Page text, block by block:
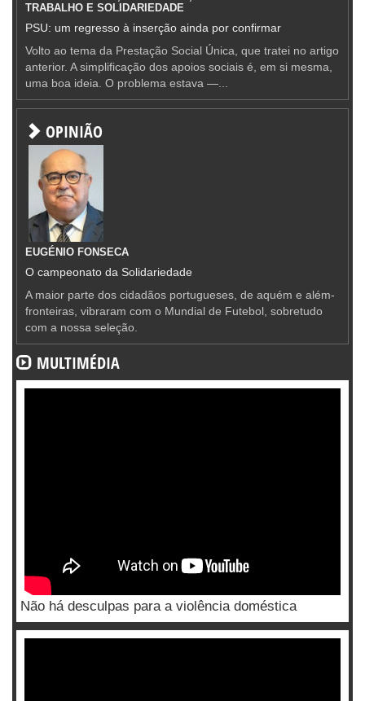
TRABALHO E SOLIDARIEDADE
PSU: um regresso à inserção ainda por confirmar
Volto ao tema da Prestação Social Única, que tratei no artigo
anterior. A simplificação dos apoios sociais é, em si mesma,
uma boa ideia. O problema estava —...
OPINIÃO
EUGÉNIO FONSECA
O campeonato da Solidariedade
A maior parte dos cidadãos portugueses, de aquém e além-
fronteiras, vibraram com o Mundial de Futebol, sobretudo
com a nossa seleção.
MULTIMÉDIA
Não há desculpas para a violência doméstica